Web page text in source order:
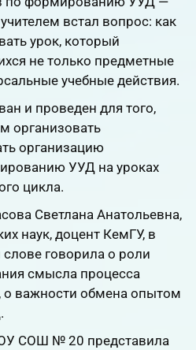
встал вопрос: как
урок, который
не только предметные
учебные действия.
и проведен для того,
организовать
организацию
УУД на уроках
цикла.
Светлана Анатольевна,
наук, доцент КемГУ, в
говорила о роли
смысла процесса
о важности обмена опытом
СОШ № 20 представила